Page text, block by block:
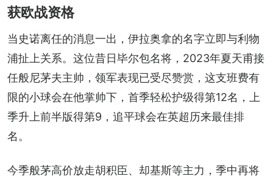
获欧战资格
当史诺离任的消息一出，伊拉奥拿的名字立即与利物
浦扯上关系。这位昔日毕尔包名将，2023年夏天甫接
任般尼茅夫主帅，领军表现已受尽赞赏，这支班费有
限的小球会在他掌帅下，首季轻松护级得第12名，上
季升上前半版得第9，追平球会在英超历来最佳排
名。
今季般茅高价放走胡积臣、却基斯等主力，季中再将